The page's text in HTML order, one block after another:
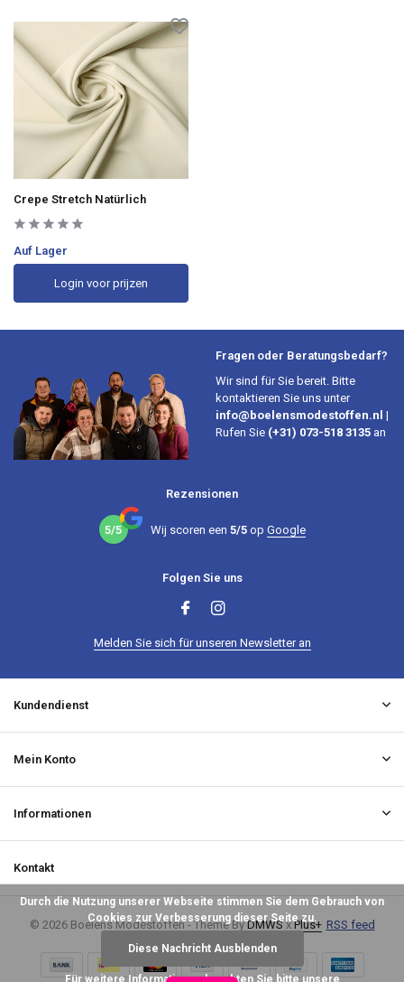
Crepe Stretch Natürlich
Auf Lager
Login voor prijzen
Fragen oder Beratungsbedarf?
Wir sind für Sie bereit. Bitte
kontaktieren Sie uns unter
info@boelensmodestoffen.nl |
Rufen Sie (+31) 073-518 3135 an
Rezensionen
5/5 Wij scoren een 5/5op Google
Folgen Sie uns
Melden Sie sich für unseren Newsletter an
Kundendienst
Mein Konto
Informationen
Kontakt
© 2026 Boelens Modestoffen - Theme ByDMWSxPlus+ RSS feed
Durch die Nutzung unserer Webseite stimmen Sie dem Gebrauch von
Cookies zur Verbesserung dieser Seite zu.
Diese Nachricht Ausblenden
Für weitere Informationen beachten Sie bitte unsere